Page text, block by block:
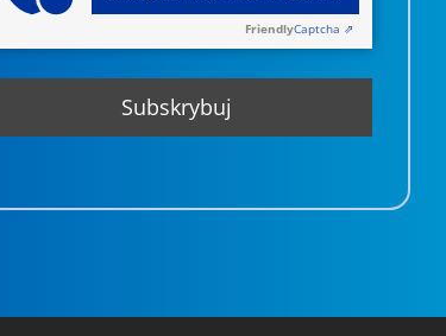
FriendlyCaptcha ⇗